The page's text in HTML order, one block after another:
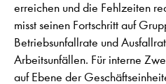
erreichen und die Fehlzeiten
misst seinen Fortschritt auf
Betriebsunfallrate und
Arbeitsunfällen. Für interne
auf Ebene der